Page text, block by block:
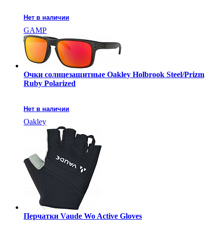
Нет в наличии
GAMP
Очки солнцезащитные Oakley Holbrook Steel/Prizm
Ruby Polarized
Нет в наличии
Oakley
Перчатки Vaude Wo Active Gloves